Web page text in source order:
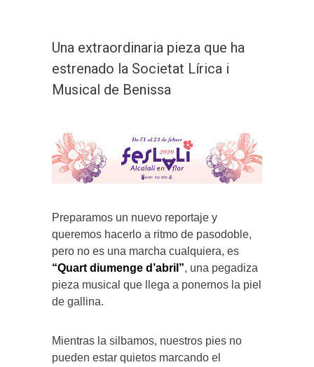
Una extraordinaria pieza que ha
estrenado la Societat Lírica i
Musical de Benissa
Preparamos un nuevo reportaje y
queremos hacerlo a ritmo de pasodoble,
pero no es una marcha cualquiera, es
“Quart diumenge d’abril”, una pegadiza
pieza musical que llega a ponernos la piel
de gallina.
Mientras la silbamos, nuestros pies no
pueden estar quietos marcando el